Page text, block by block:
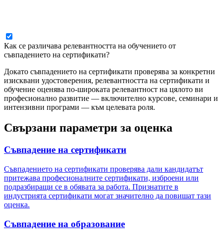
Как се различава релевантността на обучението от
съвпадението на сертификати?
Докато съвпадението на сертификати проверява за конкретни
изисквани удостоверения, релевантността на сертификати и
обучение оценява по-широката релевантност на цялото ви
професионално развитие — включително курсове, семинари и
интензивни програми — към целевата роля.
Свързани параметри за оценка
Съвпадение на сертификати
Съвпадението на сертификати проверява дали кандидатът
притежава професионалните сертификати, изброени или
подразбиращи се в обявата за работа. Признатите в
индустрията сертификати могат значително да повишат тази
оценка.
Съвпадение на образование